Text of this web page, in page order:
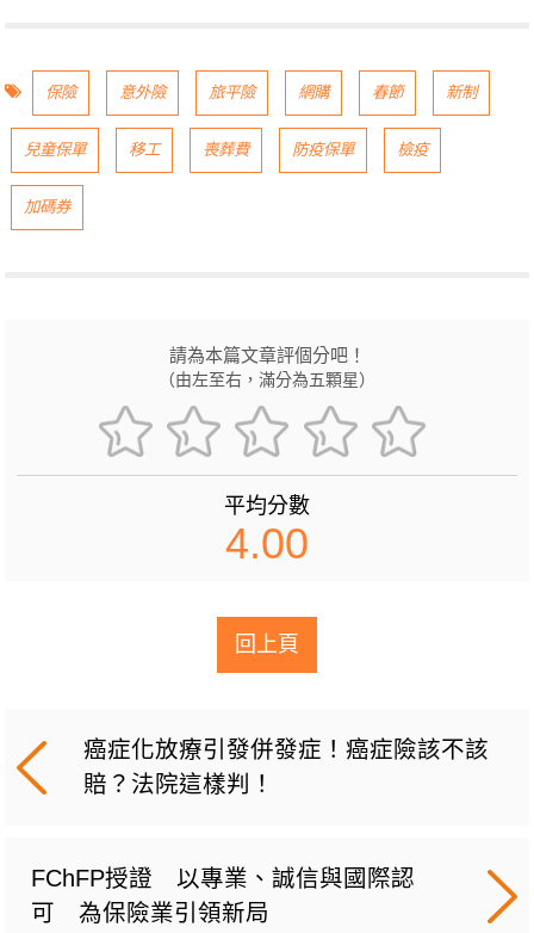
保險 意外險 旅平險 網購 春節 新制
兒童保單 移工 喪葬費 防疫保單 檢疫
加碼券
請為本篇文章評個分吧！
（由左至右，滿分為五顆星）
平均分數
4.00
回上頁
癌症化放療引發併發症！癌症險該不該
賠？法院這樣判！
FChFP授證 以專業、誠信與國際認
可 為保險業引領新局